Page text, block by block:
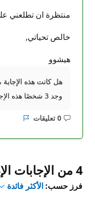
منتظرة ان تطلعني
خالص تحياتي,
هيشوو
هل كانت هذه الإجابة
وجد 3 شخصًا هذه الإجابة مفيدة.
0 تعليقات ليست
التقرير
4 من الإجابات الإضافية
فرز حسب: الأكثر فائدة